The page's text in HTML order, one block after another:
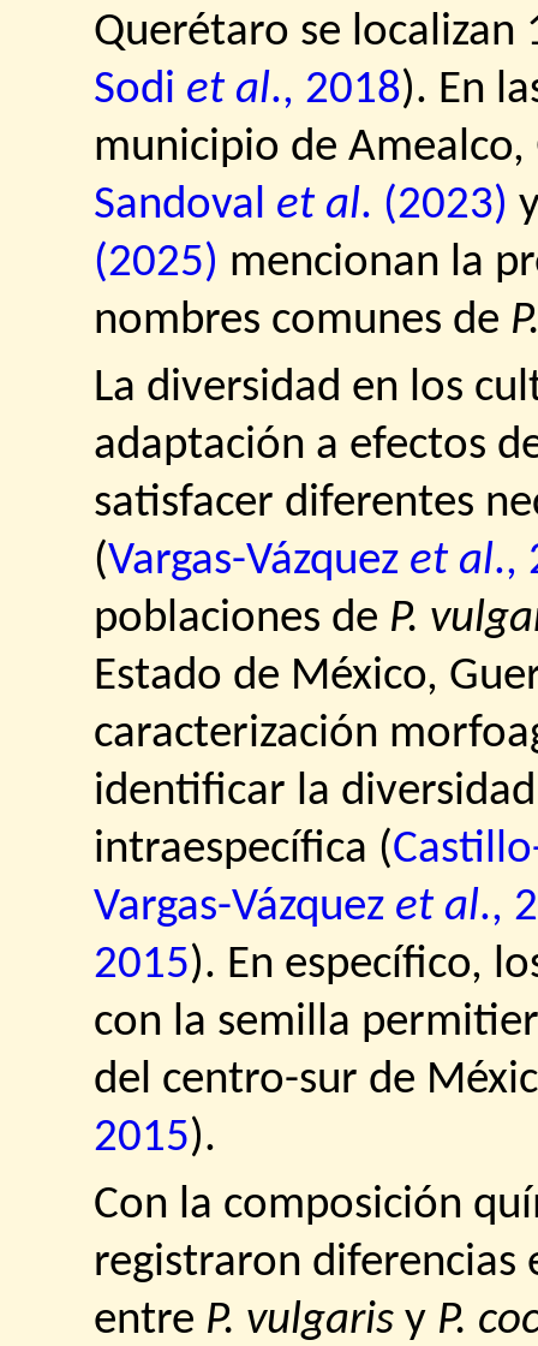
Querétaro se localizan
Sodi et al., 2018). En
municipio de
Sandoval et al. (2023)
(2025) mencionan la
nombres comunes de
La diversidad en los
adaptación a efectos
satisfacer diferentes
(Vargas-Vázquez et al.,
poblaciones de P.
Estado de México,
caracterización
identificar la
intraespecífica (
Vargas-Vázquez et al.,
2015). En específico,
con la semilla
del centro-sur de
2015).
Con la composición
registraron diferencias
entre P. vulgaris y P.